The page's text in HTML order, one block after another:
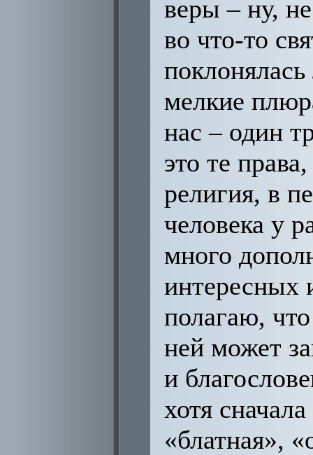
веры – ну,
во что-то
мелкие
нас – один
это те
религия, в
человека у
много
интересных
полагаю,
ней может
и
хотя
«блатная»,